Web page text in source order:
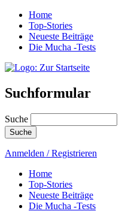
Home
Top-Stories
Neueste Beiträge
Die Mucha -Tests
Suchformular
Suche
Anmelden / Registrieren
Home
Top-Stories
Neueste Beiträge
Die Mucha -Tests